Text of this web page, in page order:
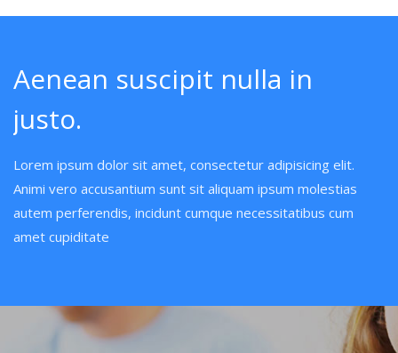
Aenean suscipit nulla in
justo.
Lorem ipsum dolor sit amet, consectetur adipisicing elit.
Animi vero accusantium sunt sit aliquam ipsum molestias
autem perferendis, incidunt cumque necessitatibus cum
amet cupiditate